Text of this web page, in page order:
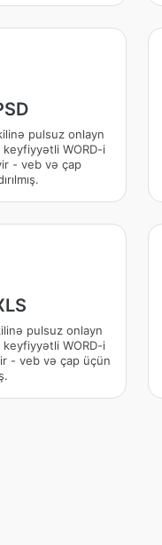
pulsuz onlayn
WORD-i
- veb və çap
pulsuz onlayn
WORD-i
- veb və çap üçün